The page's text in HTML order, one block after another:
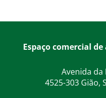
Espaço comercial
Avenida da
4525-303 Gião,